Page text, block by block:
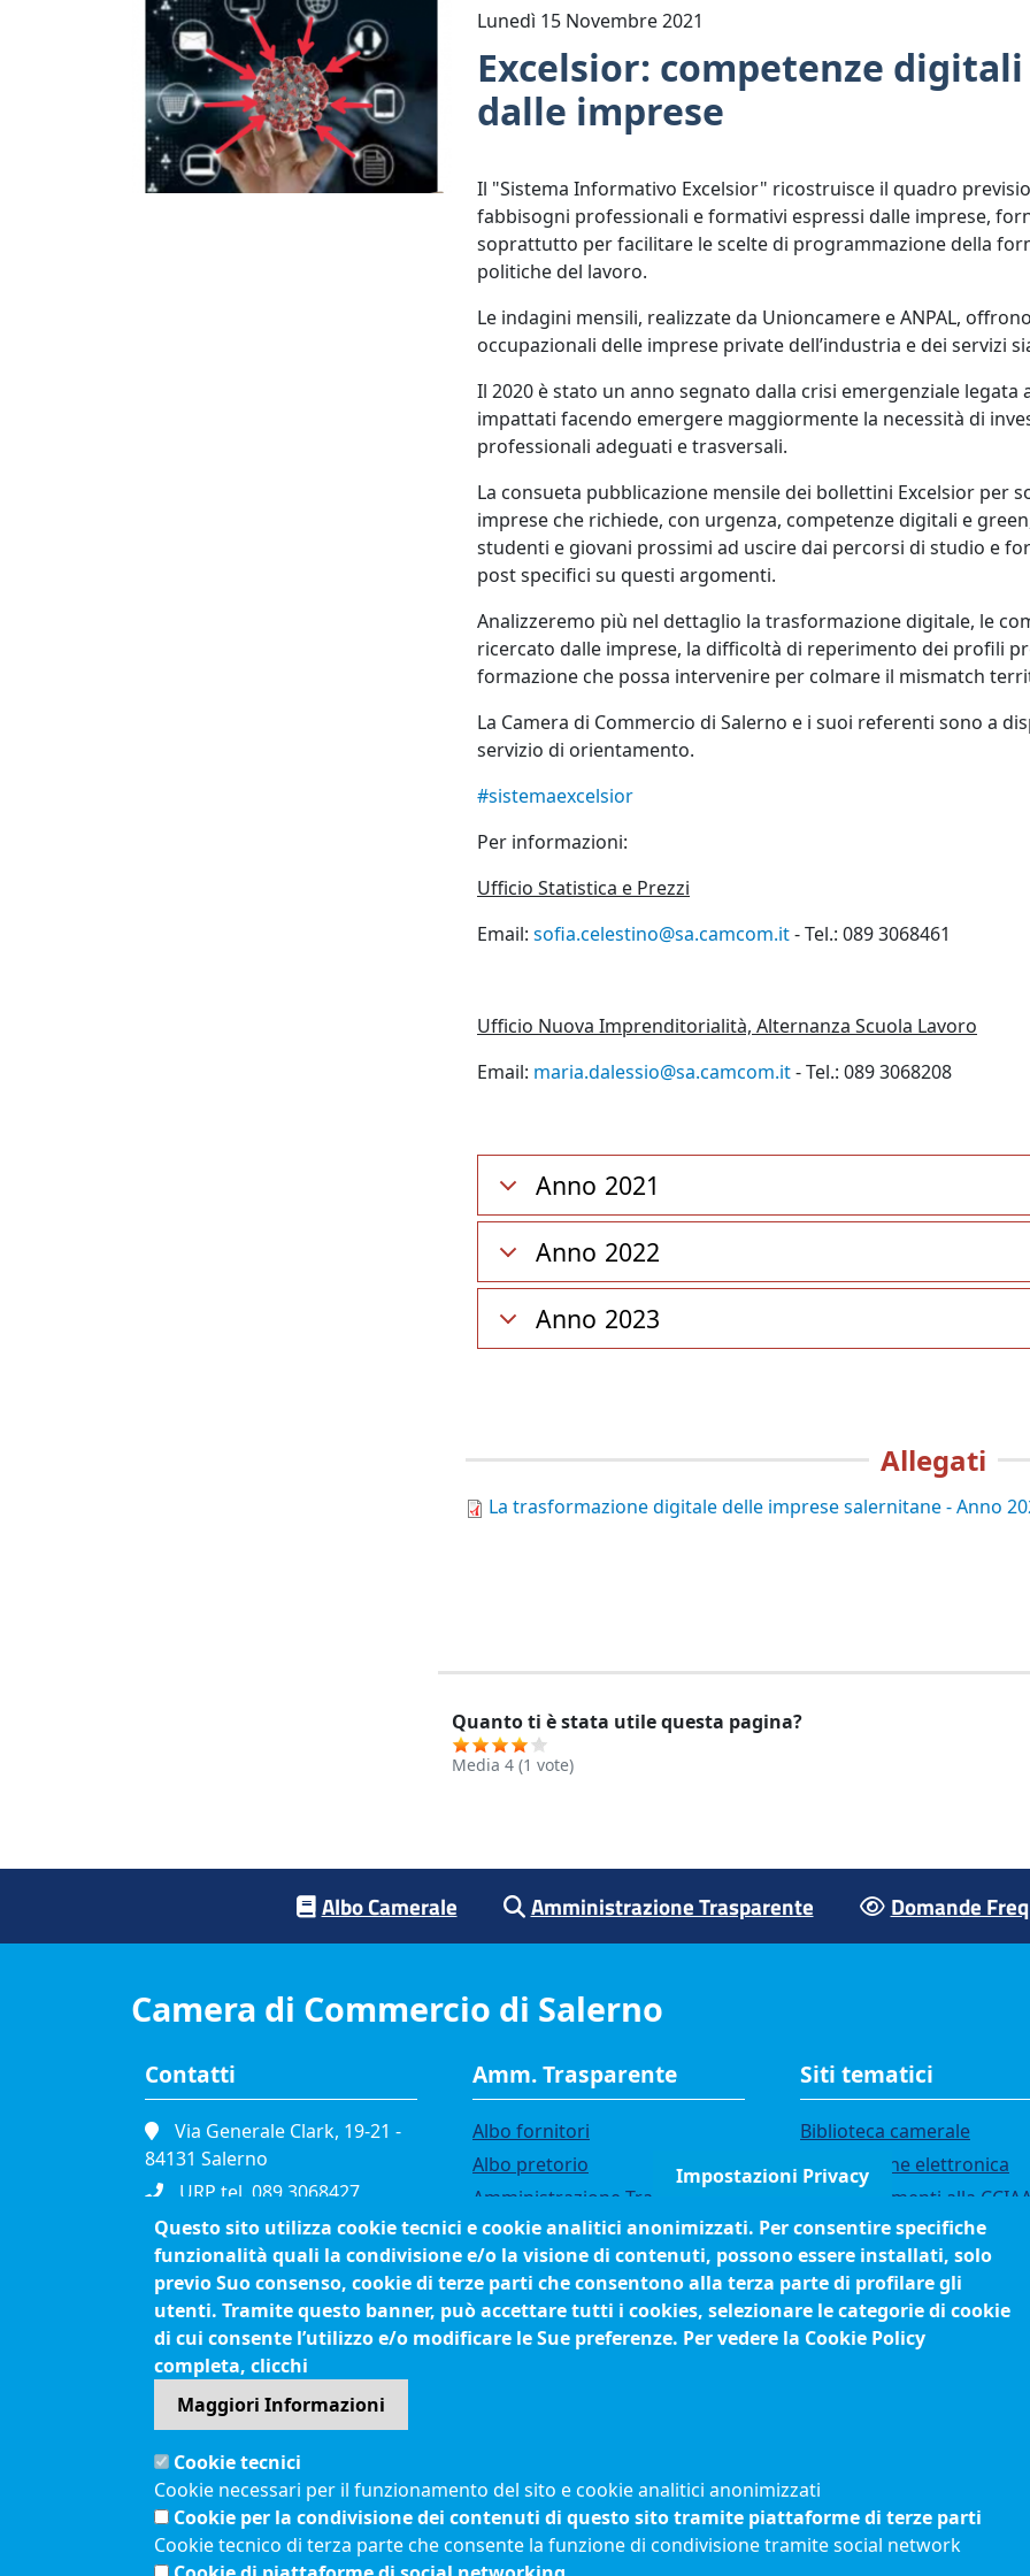
Lunedì 15 Novembre 2021
Excelsior: competenze
dalle imprese
Il "Sistema Informativo Excelsior" ricostruisce il quadro
fabbisogni professionali e formativi espressi dalle imprese,
soprattutto per facilitare le scelte di programmazione della
politiche del lavoro.
Le indagini mensili, realizzate da Unioncamere e ANPAL,
occupazionali delle imprese private dell’industria e dei servizi
Il 2020 è stato un anno segnato dalla crisi emergenziale
impattati facendo emergere maggiormente la necessità di
professionali adeguati e trasversali.
La consueta pubblicazione mensile dei bollettini Excelsior per
imprese che richiede, con urgenza, competenze digitali e
studenti e giovani prossimi ad uscire dai percorsi di studio e
post specifici su questi argomenti.
Analizzeremo più nel dettaglio la trasformazione digitale, le
ricercato dalle imprese, la difficoltà di reperimento dei profili
formazione che possa intervenire per colmare il mismatch
La Camera di Commercio di Salerno e i suoi referenti sono a
servizio di orientamento.
#sistemaexcelsior
Per informazioni:
Ufficio Statistica e Prezzi
Email: sofia.celestino@sa.camcom.it- Tel.: 089 3068461
Ufficio Nuova Imprenditorialità, Alternanza Scuola Lavoro
Email: maria.dalessio@sa.camcom.it- Tel.: 089 3068208
Anno 2021
Anno 2022
Anno 2023
Allegati
La trasformazione digitale delle imprese salernitane - Anno
Quanto ti è stata utile questa pagina?
Media 4 (1 vote)
Footer menuAlbo Camerale Amministrazione Trasparente Domande
Camera di Commercio di Salerno
Contatti
Via Generale Clark, 19-21 -
84131 Salerno
URP tel. 089.3068427
Portineria tel. 089.3068111
Fax. 089.334865
P.I. 01039610652
C.F. 80003090653
Cod. Fatturazione
Elettronica JCEC5F
Pec
Amm. Trasparente
Albo fornitori
Albo pretorio
Amministrazione Trasparente
Bandi di gara
Bilanci
Concorsi e selezioni
Organigramma
Siti tematici
Biblioteca camerale
Fatturazione elettronica
IBAN pagamenti alla
Questionari soddisfazione
utenti
Menù privacy
Feed RSS Note legali
Impostazioni Privacy
Questo sito utilizza cookie tecnici e cookie analitici anonimizzati. Per consentire specifiche
funzionalità quali la condivisione e/o la visione di contenuti, possono essere installati, solo
previo Suo consenso, cookie di terze parti che consentono alla terza parte di profilare gli
utenti. Tramite questo banner, può accettare tutti i cookies, selezionare le categorie di cookie
di cui consente l’utilizzo e/o modificare le Sue preferenze. Per vedere la Cookie Policy
completa, clicchi
Maggiori Informazioni
Cookie tecnici
Cookie necessari per il funzionamento del sito e cookie analitici anonimizzati
Cookie per la condivisione dei contenuti di questo sito tramite piattaforme di terze parti
Cookie tecnico di terza parte che consente la funzione di condivisione tramite social network